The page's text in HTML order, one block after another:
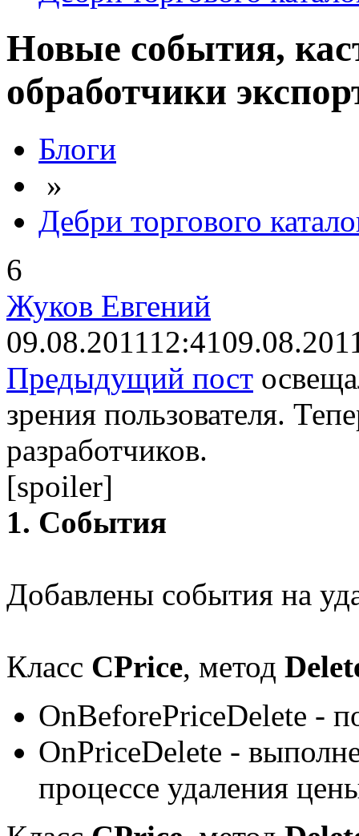
Новые события,
обработчики
Блоги
»
Дебри торгового
6
Жуков Евгений
09.08.201112:41
Предыдущий пост
зрения пользователя.
разработчиков.
[spoiler]
1. События
Добавлены события на
Класс CPrice, метод
OnBeforePriceDelete -
OnPriceDelete -
процессе удаления